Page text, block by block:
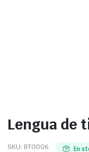
Lengua de
SKU: BT0006 En